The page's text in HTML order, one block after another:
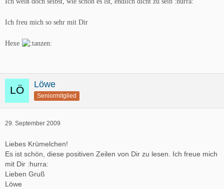
Ich freu mich so sehr mit Dir
Hexe
Löwe
Seniormitglied
29. September 2009
Liebes Krümelchen!
Es ist schön, diese positiven Zeilen von Dir zu lesen. Ich freue mich
mit Dir :hurra:
Lieben Gruß
Löwe